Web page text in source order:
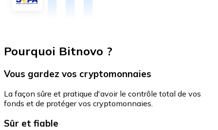
Pourquoi Bitnovo ?
Vous gardez vos cryptomonnaies
La façon sûre et pratique d'avoir le contrôle total de vos
fonds et de protéger vos cryptomonnaies.
Sûr et fiable